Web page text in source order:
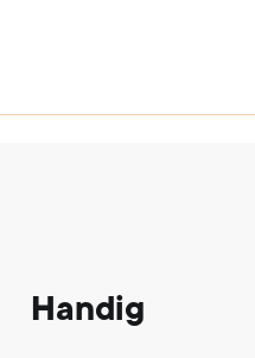
Handig